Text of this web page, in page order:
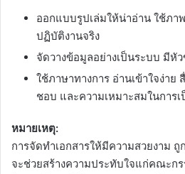
ออกแบบรูปเล่มให้น่าอ่าน ใช้ภา
ปฏิบัติงานจริง
จัดวางข้อมูลอย่างเป็นระบบ มีหั
ใช้ภาษาทางการ อ่านเข้าใจง่าย
ชอบ และความเหมาะสมในการ
หมายเหตุ:
การจัดทำเอกสารให้มีความสวยงาม
จะช่วยสร้างความประทับใจแก่คณะก